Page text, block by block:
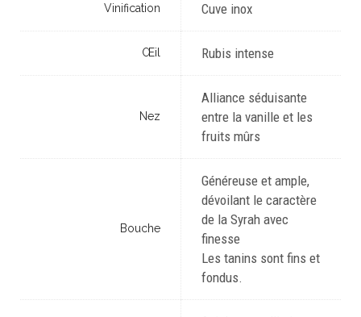
Vinification Cuve inox
Œil Rubis intense
Nez
Alliance séduisante
entre la vanille et les
fruits mûrs
Bouche
Généreuse et ample,
dévoilant le caractère
de la Syrah avec
finesse
Les tanins sont fins et
fondus.